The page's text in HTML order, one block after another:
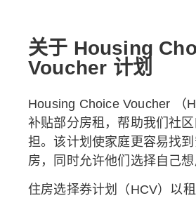
关于 Housing
Voucher 计划
Housing Choice Voucher （
补贴部分房租，帮助我们社
担。该计划使家庭更容易找
房，同时允许他们选择自己想
住房选择券计划（HCV）以